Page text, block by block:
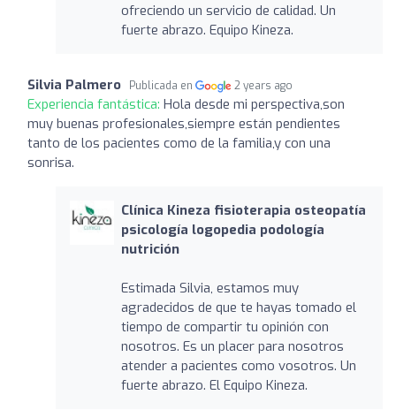
ofreciendo un servicio de calidad. Un
fuerte abrazo. Equipo Kineza.
Silvia Palmero Publicada en 2 years ago
Experiencia fantástica: Hola desde mi perspectiva,son
muy buenas profesionales,siempre están pendientes
tanto de los pacientes como de la familia,y con una
sonrisa.
Clínica Kineza fisioterapia osteopatía
psicología logopedia podología
nutrición
Estimada Silvia, estamos muy
agradecidos de que te hayas tomado el
tiempo de compartir tu opinión con
nosotros. Es un placer para nosotros
atender a pacientes como vosotros. Un
fuerte abrazo. El Equipo Kineza.